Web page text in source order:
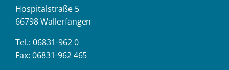
Hospitalstraße 5
66798 Wallerfangen
Tel.: 06831-962 0
Fax: 06831-962 465